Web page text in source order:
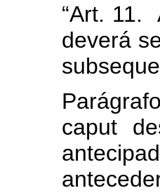
“Art. 11.
deverá
caput